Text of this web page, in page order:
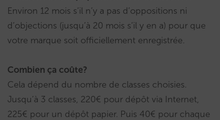
Environ 12 mois s’il n’y a pas d’oppositions ni
d’objections (jusqu’à 20 mois s’il y en a) pour que
votre marque soit officiellement enregistrée.
Combien ça coûte?
Cela dépend du nombre de classes choisies.
Jusqu’à 3 classes, 220€ pour dépôt via Internet,
225€ pour un dépôt papier. Puis 40€ pour chaque